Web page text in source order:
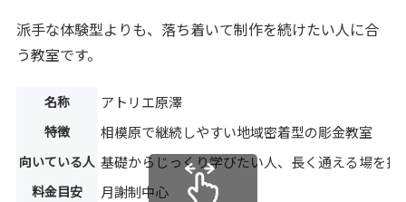
派手な体験型よりも、落ち着いて制作を続けたい人に合
う教室です。
名称 アトリエ原澤
特徴 相模原で継続しやすい地域密着型の彫金教室
向いている人 基礎からじっくり学びたい人、長く通える場を探
料金目安 月謝制中心